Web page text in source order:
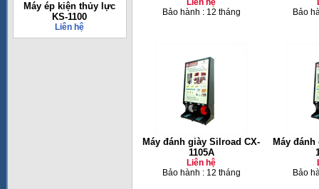
Máy ép kiện thủy lực
KS-1100
Liên hệ
Liên hệ
Bảo hành : 12 tháng
Bảo
Máy đánh giày Silroad CX-
1105A
Liên hệ
Bảo hành : 12 tháng
Máy
Bảo